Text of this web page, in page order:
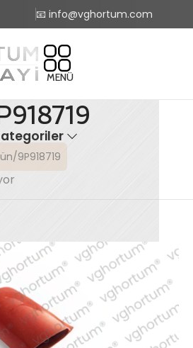
📧 info@vghortum.com
MENÜ
9P918719